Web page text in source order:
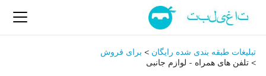
تبلیغات طبقه بندی شده رایگان > برای فروش
> تلفن ‌های همراه - لوازم جانبی